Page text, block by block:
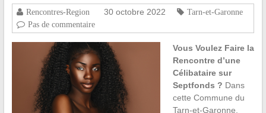
Rencontres-Region 30 octobre 2022
Tarn-et-Garonne
Pas de commentaire
Vous Voulez Faire la
Rencontre d’une
Célibataire sur
Septfonds ? Dans
cette Commune du
Tarn-et-Garonne,